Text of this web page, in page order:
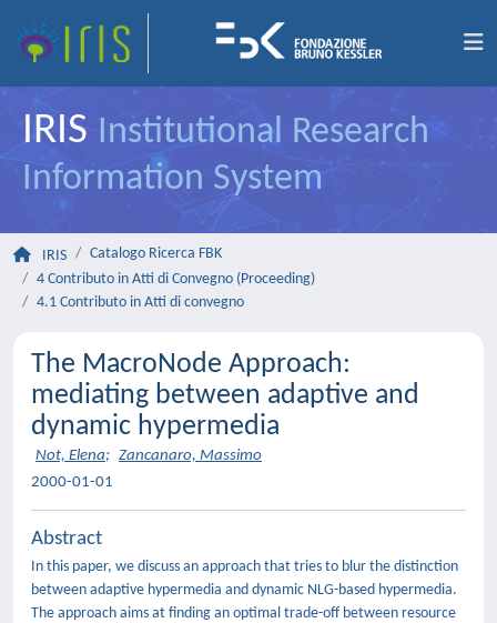
IRIS Institutional Research
Information System
IRIS
Catalogo Ricerca FBK
4 Contributo in Atti di Convegno (Proceeding)
4.1 Contributo in Atti di convegno
The MacroNode Approach:
mediating between adaptive and
dynamic hypermedia
Not, Elena; Zancanaro, Massimo
2000-01-01
Abstract
In this paper, we discuss an approach that tries to blur the distinction
between adaptive hypermedia and dynamic NLG-based hypermedia.
The approach aims at finding an optimal trade-off between resource